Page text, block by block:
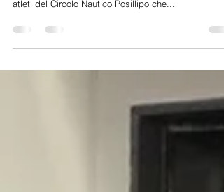
"TARGA SCHMUTZ"
NAUTICO POSILLIPO Buona prova di nuoto per gli